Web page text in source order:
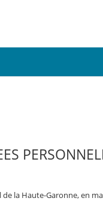
la Haute-Garonne, en